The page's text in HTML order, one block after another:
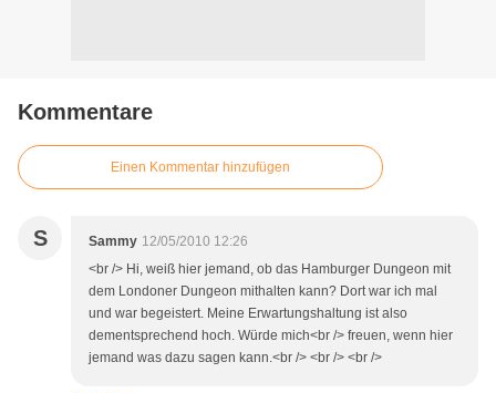
Kommentare
Einen Kommentar hinzufügen
S Sammy 12/05/2010 12:26
<br /> Hi, weiß hier jemand, ob das Hamburger Dungeon mit
dem Londoner Dungeon mithalten kann? Dort war ich mal
und war begeistert. Meine Erwartungshaltung ist also
dementsprechend hoch. Würde mich<br /> freuen, wenn hier
jemand was dazu sagen kann.<br /> <br /> <br />